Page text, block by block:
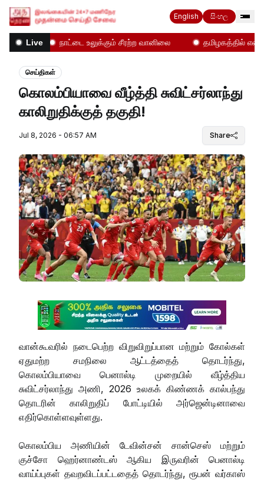
English සිංහල
Live நாட்டை உலுக்கும் சீரற்ற வானிலை தமிழகத்தில் என்ன
செய்திகள்
கொலம்பியாவை வீழ்த்தி சுவிட்சர்லாந்து
காலிறுதிக்குத் தகுதி!
Jul 8, 2026 - 06:57 AM Share
வான்கூவரில் நடைபெற்ற விறுவிறுப்பான மற்றும் கோல்கள்
ஏதுமற்ற சமநிலை ஆட்டத்தைத் தொடர்ந்து,
கொலம்பியாவை பெனால்டி முறையில் வீழ்த்திய
சுவிட்சர்லாந்து அணி, 2026 உலகக் கிண்ணக் கால்பந்து
தொடரின் காலிறுதிப் போட்டியில் அர்ஜென்டினாவை
எதிர்கொள்ளவுள்ளது.
கொலம்பிய அணியின் டேவின்சன் சான்செஸ் மற்றும்
குச்சோ ஹெர்னாண்டஸ் ஆகிய இருவரின் பெனால்டி
வாய்ப்புகள் தவறவிடப்பட்டதைத் தொடர்ந்து, ரூபன் வர்காஸ்